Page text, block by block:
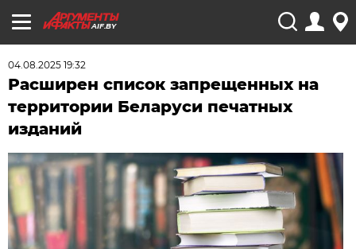
AIF.BY
04.08.2025 19:32
Расширен список запрещенных на
территории Беларуси печатных
изданий